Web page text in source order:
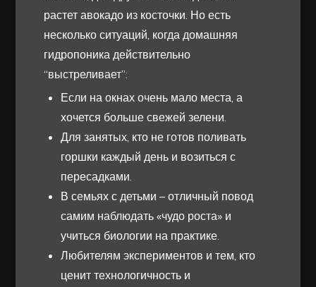
растет авокадо из косточки. Но есть
несколько ситуаций, когда домашняя
гидропоника действительно
“выстреливает”:
Если на окнах очень мало места, а
хочется больше свежей зелени.
Для занятых, кто не готов поливать
горшки каждый день и возиться с
пересадками.
В семьях с детьми – отличный повод
самим наблюдать «чудо роста» и
учиться биологии на практике.
Любителям экспериментов и тем, кто
ценит технологичность и